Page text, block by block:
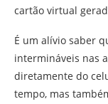
cartão virtual
É um alívio saber
intermináveis nas
diretamente do
tempo, mas